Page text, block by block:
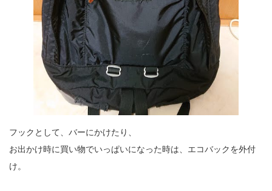
フックとして、バーにかけたり、
お出かけ時に買い物でいっぱいになった時は、エコバックを外付
け。